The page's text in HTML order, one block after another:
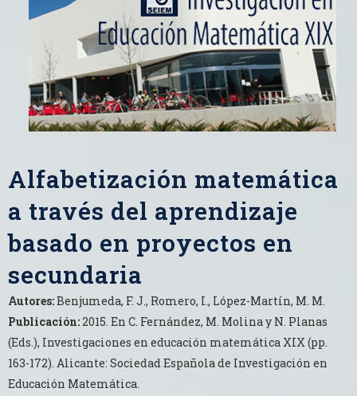
Alfabetización matemática
a través del aprendizaje
basado en proyectos en
secundaria
Autores:Benjumeda, F. J., Romero, I., López-Martín, M. M.
Publicación:2015. En C. Fernández, M. Molina y N. Planas
(Eds.), Investigaciones en educación matemática XIX (pp.
163-172). Alicante: Sociedad Española de Investigación en
Educación Matemática.